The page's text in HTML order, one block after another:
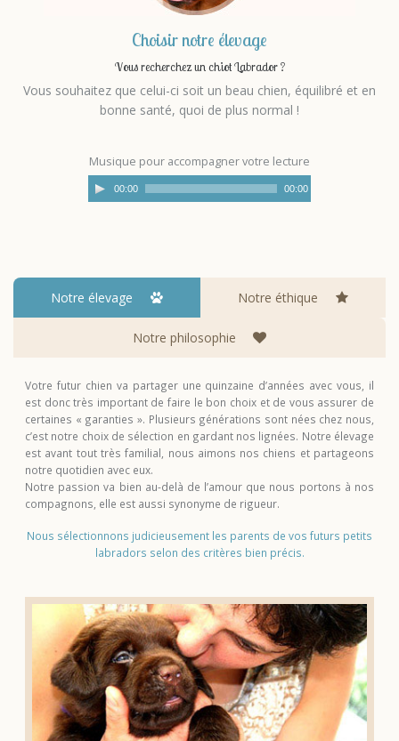
Choisir notre élevage
Vous recherchez un chiot Labrador ?
Vous souhaitez que celui-ci soit un beau chien, équilibré et en
bonne santé, quoi de plus normal !
Musique pour accompagner votre lecture
00:00 00:00
Notre élevage Notre éthique
Notre philosophie
Votre futur chien va partager une quinzaine d’années avec vous, il
est donc très important de faire le bon choix et de vous assurer de
certaines « garanties ». Plusieurs générations sont nées chez nous,
c’est notre choix de sélection en gardant nos lignées. Notre élevage
est avant tout très familial, nous aimons nos chiens et partageons
notre quotidien avec eux.
Notre passion va bien au-delà de l’amour que nous portons à nos
compagnons, elle est aussi synonyme de rigueur.
Nous sélectionnons judicieusement les parents de vos futurs petits
labradors selon des critères bien précis.